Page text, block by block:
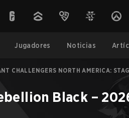
Jugadores Noticias
CHALLENGERS NORTH AMERICA:
Black –